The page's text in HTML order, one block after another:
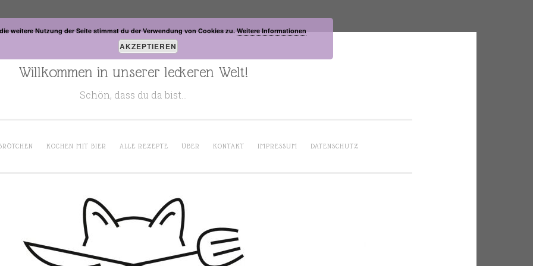
Willkommen in unserer leckeren Welt!
Schön, dass du da bist…
KOCHEN MIT BIER ALLE REZEPTE ÜBER KONTAKT IMPRESSUM DATENSCHUTZ
weitere Nutzung der Seite stimmst du der Verwendung von Cookies zu. Weitere Informationen
AKZEPTIEREN